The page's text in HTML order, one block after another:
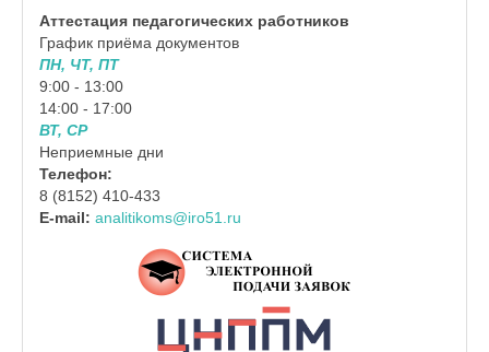
Аттестация педагогических работников
График приёма документов
ПН, ЧТ, ПТ
9:00 - 13:00
14:00 - 17:00
ВТ, СР
Неприемные дни
Телефон:
8 (8152) 410-433
E-mail: analitikoms@iro51.ru